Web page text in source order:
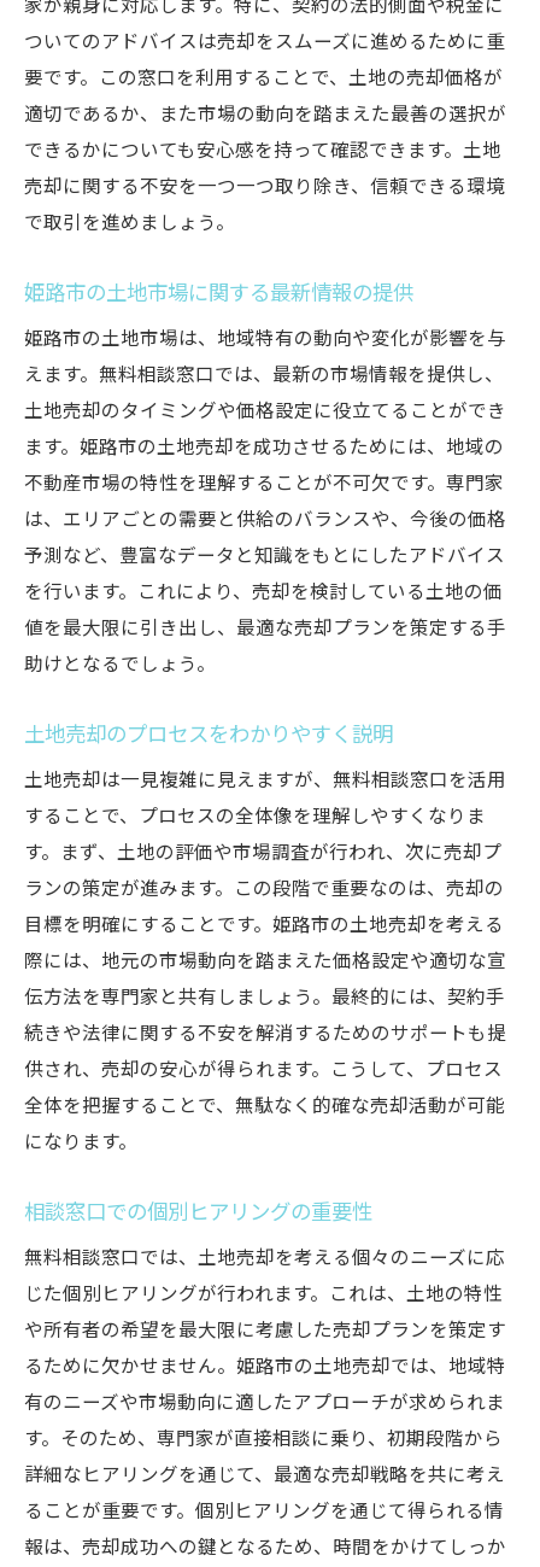
相談窓口を活用した広告戦略の構築
交渉力アップのためのヒントを学ぶ
姫路市土地売却で得られる無料相談窓口の専門
的アドバイス
法律面でのサポートとトラブル回避策
環境や地域の特性を活かす方法
契約書作成時の注意点
相談窓口を利用したリスク管理策
無料相談窓口を使いこなして姫路市の土地売却
をスムーズに
売却プロセスの流れを理解する
窓口活用による時間短縮の方法
相談窓口でのフィードバックを活用
売却後のフォローアップサービス
姫路市の土地売却無料相談窓口が提供する安心
のサポート
全過程にわたるサポートの概要
不安解消のための個別相談会
相談窓口での定期的な進捗報告
売却に伴う心理的サポート
アフターフォローの重要性
無料相談窓口を活用して姫路市で最適な土地売
却価格を見極める
市場価格と比較した最適な価格設定
需要と供給のバランスを把握する
価格交渉のためのデータ活用法
相談窓口での価格決定のサポート
競合他社の動向を理解する
初めての売却でも安心のサポート体制
プロジェクトマネージャーとの連携
疑問点をクリアにするQ&Aセッション
家が親身に対応します。特に、契約の法的側面や税金に
ついてのアドバイスは売却をスムーズに進めるために重
要です。この窓口を利用することで、土地の売却価格が
適切であるか、また市場の動向を踏まえた最善の選択が
できるかについても安心感を持って確認できます。土地
売却に関する不安を一つ一つ取り除き、信頼できる環境
で取引を進めましょう。
姫路市の土地市場に関する最新情報の提供
姫路市の土地市場は、地域特有の動向や変化が影響を与
えます。無料相談窓口では、最新の市場情報を提供し、
土地売却のタイミングや価格設定に役立てることができ
ます。姫路市の土地売却を成功させるためには、地域の
不動産市場の特性を理解することが不可欠です。専門家
は、エリアごとの需要と供給のバランスや、今後の価格
予測など、豊富なデータと知識をもとにしたアドバイス
を行います。これにより、売却を検討している土地の価
値を最大限に引き出し、最適な売却プランを策定する手
助けとなるでしょう。
土地売却のプロセスをわかりやすく説明
土地売却は一見複雑に見えますが、無料相談窓口を活用
することで、プロセスの全体像を理解しやすくなりま
す。まず、土地の評価や市場調査が行われ、次に売却プ
ランの策定が進みます。この段階で重要なのは、売却の
目標を明確にすることです。姫路市の土地売却を考える
際には、地元の市場動向を踏まえた価格設定や適切な宣
伝方法を専門家と共有しましょう。最終的には、契約手
続きや法律に関する不安を解消するためのサポートも提
供され、売却の安心が得られます。こうして、プロセス
全体を把握することで、無駄なく的確な売却活動が可能
になります。
相談窓口での個別ヒアリングの重要性
無料相談窓口では、土地売却を考える個々のニーズに応
じた個別ヒアリングが行われます。これは、土地の特性
や所有者の希望を最大限に考慮した売却プランを策定す
るために欠かせません。姫路市の土地売却では、地域特
有のニーズや市場動向に適したアプローチが求められま
す。そのため、専門家が直接相談に乗り、初期段階から
詳細なヒアリングを通じて、最適な売却戦略を共に考え
ることが重要です。個別ヒアリングを通じて得られる情
報は、売却成功への鍵となるため、時間をかけてしっか